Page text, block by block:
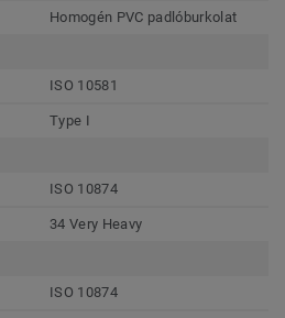
Homogén PVC padlóburkolat
ISO 10581
Type I
ISO 10874
34 Very Heavy
ISO 10874